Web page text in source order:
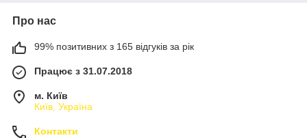
Про нас
99% позитивних з 165 відгуків за рік
Працює з 31.07.2018
м. Київ
Київ, Україна
Контакти